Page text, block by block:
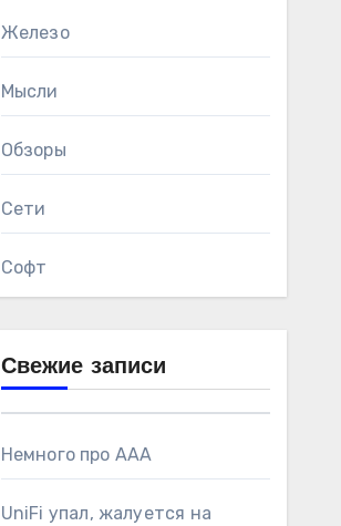
Железо
Мысли
Обзоры
Сети
Софт
Свежие записи
Немного про AAA
UniFi упал, жалуется на